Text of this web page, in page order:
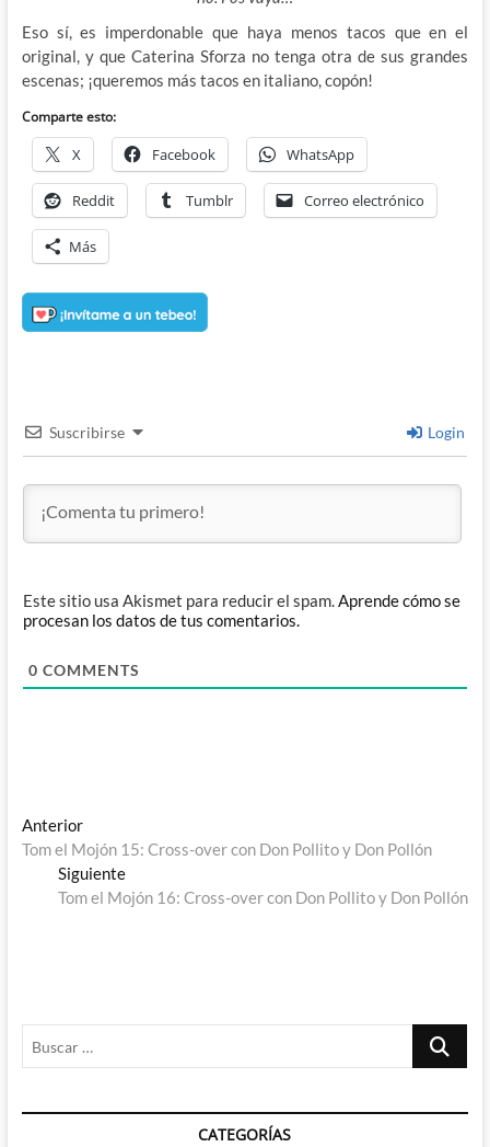
Eso sí, es imperdonable que haya menos tacos que en el
original, y que Caterina Sforza no tenga otra de sus grandes
escenas; ¡queremos más tacos en italiano, copón!
Comparte esto:
X Facebook WhatsApp
Reddit Tumblr Correo electrónico
Más
Suscribirse Login
Este sitio usa Akismet para reducir el spam.Aprende cómo se
procesan los datos de tus comentarios.
0 COMMENTS
Navegación
de
entradas
AnteriorEntrada
anterior:
Tom el Mojón 15: Cross-over con Don Pollito y Don Pollón
SiguienteEntrada
siguiente:
Tom el Mojón 16: Cross-over con Don Pollito y Don Pollón
Buscar
CATEGORÍAS